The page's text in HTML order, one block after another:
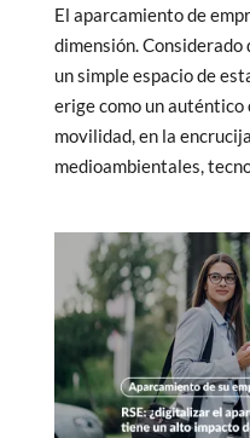
El aparcamiento de
dimensión.
un simple espacio de
erige como un
movilidad, en la
medioambientales,